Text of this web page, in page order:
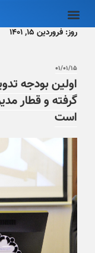
روز: فروردین ۱۵, ۱۴۰۱
۰۱/۰۱/۱۵
گرفته و قطار
است